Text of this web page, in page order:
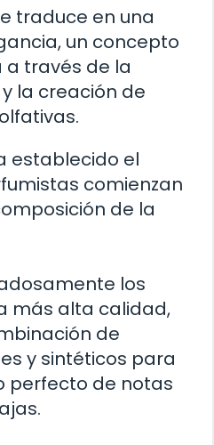
traduce en una
un concepto
a través de la
la creación de
establecido el
comienzan
de la
los
más alta calidad,
de
y sintéticos para
perfecto de notas